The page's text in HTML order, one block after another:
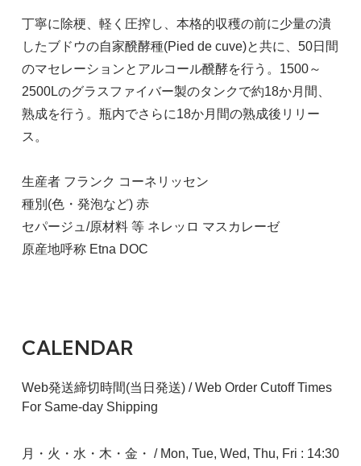
丁寧に除梗、軽く圧搾し、本格的収穫の前に少量の潰
したブドウの自家醗酵種(Pied de cuve)と共に、50日間
のマセレーションとアルコール醗酵を行う。1500～
2500Lのグラスファイバー製のタンクで約18か月間、
熟成を行う。瓶内でさらに18か月間の熟成後リリー
ス。
生産者 フランク コーネリッセン
種別(色・発泡など) 赤
セパージュ/原材料 等 ネレッロ マスカレーゼ
原産地呼称 Etna DOC
CALENDAR
Web発送締切時間(当日発送) / Web Order Cutoff Times
For Same-day Shipping
月・火・水・木・金・ / Mon, Tue, Wed, Thu, Fri : 14:30